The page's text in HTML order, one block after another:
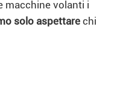
macchine volanti i
solo aspettare chi